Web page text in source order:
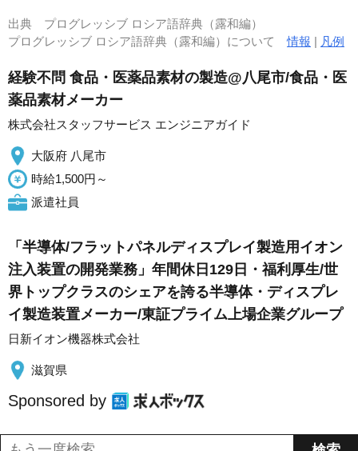
出典 プログレッシブ ロシア語辞典（露和編）
プログレッシブ ロシア語辞典（露和編）について情報 | 凡例
経験不問 食品・医薬品素材の製造@八尾市/食品・医
薬品素材メーカー
株式会社スタッフサービス エンジニアガイド
大阪府 八尾市
時給1,500円～
派遣社員
「半導体/フラットパネルディスプレイ製造用イオン
注入装置の開発業務」年間休日129日・福利厚生/世
界トップクラスのシェアを誇る半導体・ディスプレ
イ製造装置メーカー/東証プライム上場企業グループ
日新イオン機器株式会社
滋賀県
Sponsored by